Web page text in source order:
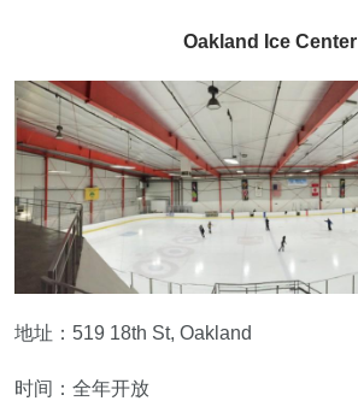
Oakland Ice Center
地址：519 18th St, Oakland
时间：全年开放